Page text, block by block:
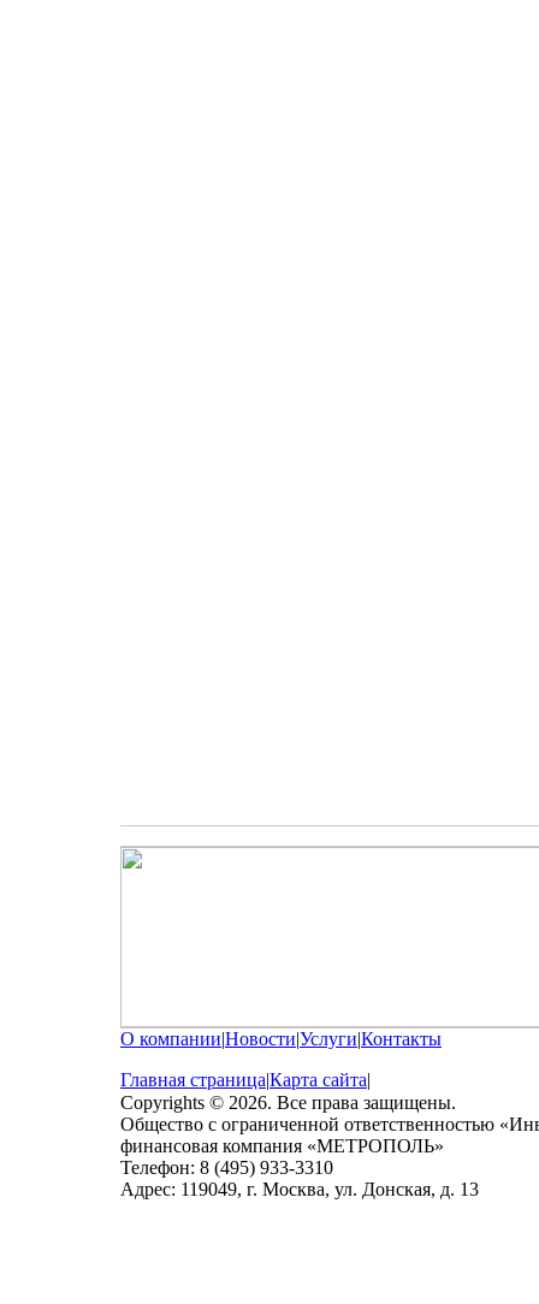
О компании|Новости|Услуги|Контакты
Главная страница|Карта сайта|
Copyrights © 2026. Все права защищены.
Общество с ограниченной ответственностью
финансовая компания «МЕТРОПОЛЬ»
Телефон: 8 (495) 933-3310
Адрес: 119049, г. Москва, ул. Донская, д. 13